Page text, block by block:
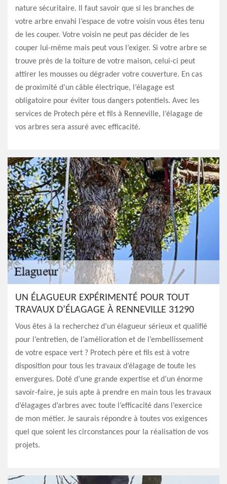
nature sécuritaire. Il faut savoir que si les branches de
votre arbre envahi l’espace de votre voisin vous êtes tenu
de les couper. Votre voisin ne peut pas décider de les
couper lui-même mais peut vous l’exiger. Si votre arbre se
trouve près de la toiture de votre maison, celui-ci peut
attirer les mousses ou dégrader votre couverture. En cas
de proximité d’un câble électrique, l’élagage est
obligatoire pour éviter tous dangers potentiels. Avec les
services de Protech père et fils à Renneville, l’élagage de
vos arbres sera assuré avec efficacité.
UN ÉLAGUEUR EXPÉRIMENTÉ POUR TOUT
TRAVAUX D’ÉLAGAGE À RENNEVILLE 31290
Vous êtes à la recherchez d’un élagueur sérieux et qualifié
pour l’entretien, de l’amélioration et de l’embellissement
de votre espace vert ? Protech père et fils est à votre
disposition pour tous les travaux d’élagage de toute les
envergures. Doté d’une grande expertise et d’un énorme
savoir-faire, je suis apte à prendre en main tous les travaux
d’élagages d’arbres avec toute l’efficacité dans l’exercice
de mon métier. Je saurais répondre à toutes vos exigences
quel que soient les circonstances pour la réalisation de vos
projets.